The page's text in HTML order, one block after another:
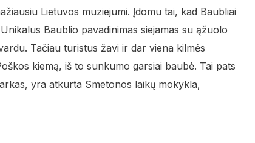
Lietuvos muziejumi. Įdomu tai, kad Baubliai
Baublio pavadinimas siejamas su ąžuolo
Tačiau turistus žavi ir dar viena kilmės
kiemą, iš to sunkumo garsiai baubė. Tai pats
yra atkurta Smetonos laikų mokykla,